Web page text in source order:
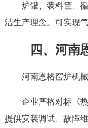
炉罐、装料筐、
洁生产理念。可实现
四、河南
河南恩格窑炉机
企业严格对标《
提供安装调试、故障